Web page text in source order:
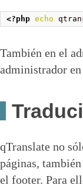
<?php echo
También en el
administrador
qTranslate no
páginas,
el footer. Para